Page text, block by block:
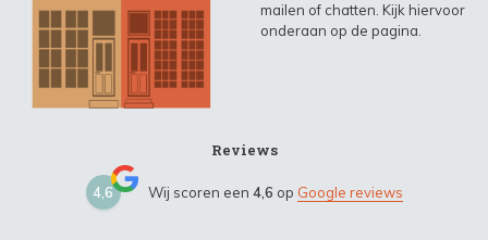
mailen of chatten. Kijk hiervoor
onderaan op de pagina.
Reviews
4,6 Wij scoren een 4,6 op Google reviews